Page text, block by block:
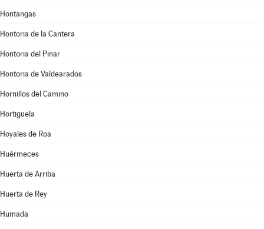
Hontangas
Hontoria de la Cantera
Hontoria del Pinar
Hontoria de Valdearados
Hornillos del Camino
Hortigüela
Hoyales de Roa
Huérmeces
Huerta de Arriba
Huerta de Rey
Humada